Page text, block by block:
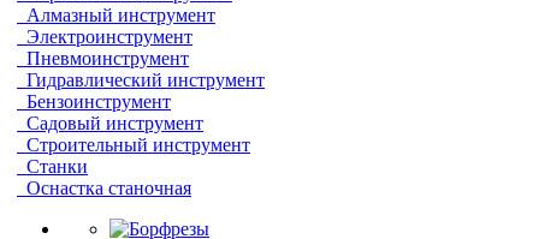
Алмазный инструмент
Электроинструмент
Пневмоинструмент
Гидравлический инструмент
Бензоинструмент
Садовый инструмент
Строительный инструмент
Станки
Оснастка станочная